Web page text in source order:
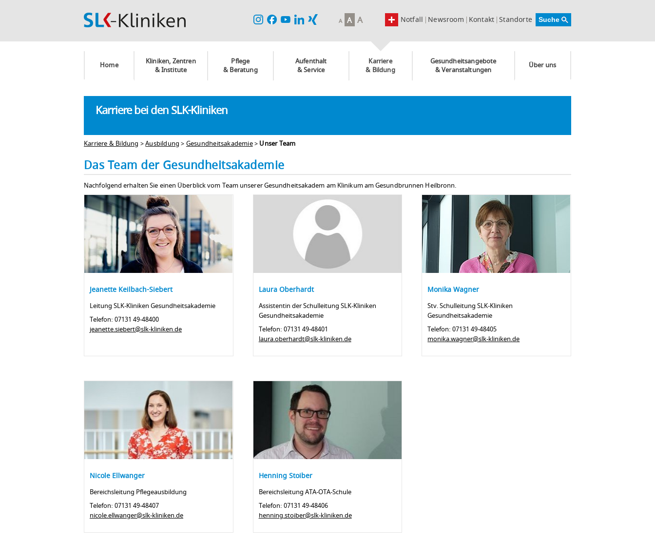
Newsroom Kontakt Standorte
Notfall
A A A
Home
Kliniken, Zentren
& Institute
Pflege
& Beratung
Aufenthalt
& Service
Karriere
& Bildung
Gesundheitsangebote
& Veranstaltungen
Über uns
Karriere bei den SLK-Kliniken
Karriere & Bildung >Ausbildung >Gesundheitsakademie> Unser Team
Das Team der Gesundheitsakademie
Nachfolgend erhalten Sie einen Überblick vom Team unserer Gesundheitsakadem am Klinikum am Gesundbrunnen Heil­bronn.
Jeanette Keilbach-Siebert
Leitung SLK-Kliniken Gesundheitsakademie
Telefon: 07131 49-48400
jeanette.siebert@slk-kliniken.de
Laura Oberhardt
Assistentin der Schulleitung SLK-Kliniken
Gesundheitsakademie
Telefon: 07131 49-48401
laura.oberhardt@slk-kliniken.de
Monika Wagner
Stv. Schulleitung SLK-Kliniken
Gesundheitsakademie
Telefon: 07131 49-48405
monika.wagner@slk-kliniken.de
Nicole Ellwanger
Bereichsleitung Pflegeausbildung
Telefon: 07131 49-48407
nicole.ellwanger@slk-kliniken.de
Henning Stoiber
Bereichsleitung ATA-OTA-Schule
Telefon: 07131 49-48406
henning.stoiber@slk-kliniken.de